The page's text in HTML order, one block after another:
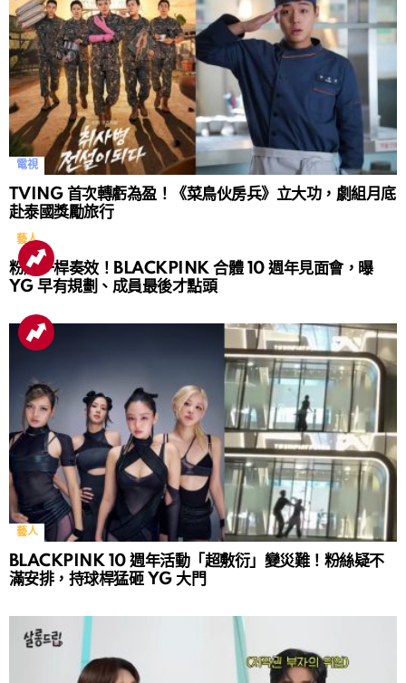
電視
TVING 首次轉虧為盈！《菜鳥伙房兵》立大功，劇組月底
赴泰國獎勵旅行
藝人
粉絲一桿奏效！BLACKPINK 合體 10 週年見面會，曝
YG 早有規劃、成員最後才點頭
藝人
BLACKPINK 10 週年活動「超敷衍」變災難！粉絲疑不
滿安排，持球桿猛砸 YG 大門